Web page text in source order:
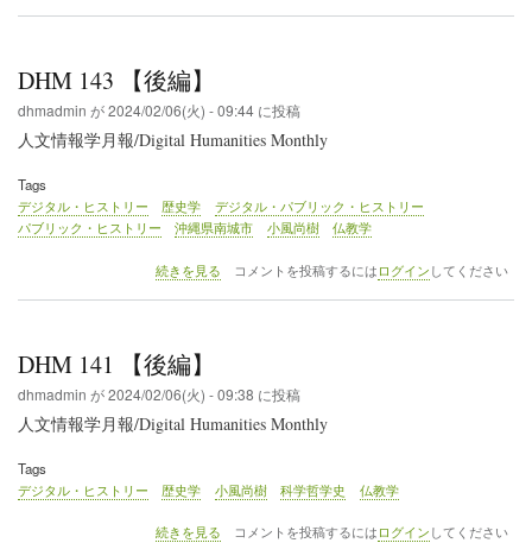
DHM 143 【後編】
dhmadmin が2024/02/06(火) - 09:44 に投稿
人文情報学月報/Digital Humanities Monthly
Tags
デジタル・ヒストリー
歴史学
デジタル・パブリック・ヒストリー
パブリック・ヒストリー
沖縄県南城市 小風尚樹 仏教学
DHM
続きを見る コメントを投稿するには ログイン してください
DHM 141 【後編】
dhmadmin が2024/02/06(火) - 09:38 に投稿
人文情報学月報/Digital Humanities Monthly
Tags
デジタル・ヒストリー
歴史学 小風尚樹 科学哲学史 仏教学
DHM
続きを見る コメントを投稿するには ログイン してください